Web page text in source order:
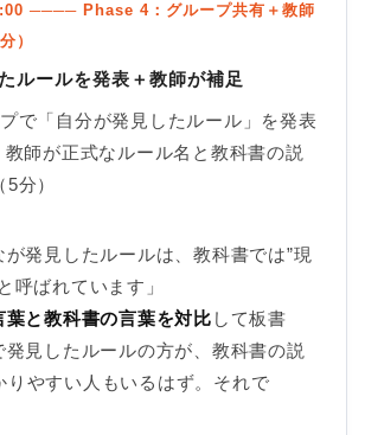
──── Phase 4：グループ共有＋教師
）
ルールを発表＋教師が補足
で「自分が発見したルール」を発表
教師が正式なルール名と教科書の説
分）
発見したルールは、教科書では”現
呼ばれています」
葉と教科書の言葉を対比 して板書
発見したルールの方が、教科書の説
りやすい人もいるはず。それで